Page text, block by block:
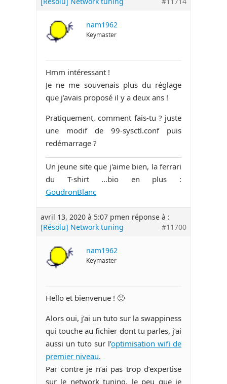
nam1962
Keymaster
Hmm intéressant !
Je ne me souvenais plus du réglage
que j’avais proposé il y a deux ans !
Pratiquement, comment fais-tu ? juste
une modif de 99-sysctl.conf puis
redémarrage ?
Un jeune site que j'aime bien, la ferrari
du T-shirt ...bio en plus :
GoudronBlanc
avril 13, 2020 à 5:07 pmen réponse à :
[Résolu] Network tuning
#11700
nam1962
Keymaster
Hello et bienvenue ! 🙂
Alors oui, j’ai un tuto sur la swappiness
qui touche au fichier dont tu parles, j’ai
aussi un tuto sur l’optimisation wifi de
premier niveau.
Par contre je n’ai pas trop d’expertise
sur le network tuning, le peu que je